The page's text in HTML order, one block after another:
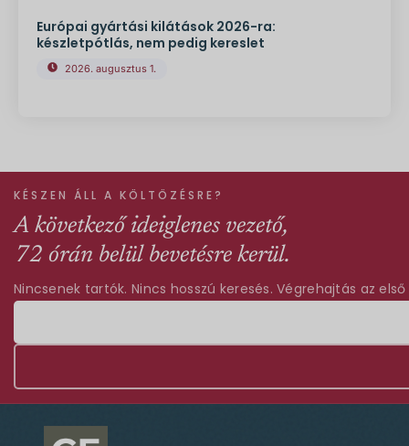
Európai gyártási kilátások 2026-ra:
készletpótlás, nem pedig kereslet
2026. augusztus 1.
KÉSZEN ÁLL A KÖLTÖZÉSRE?
A következő ideiglenes vezető,
72 órán belül bevetésre kerül.
Nincsenek tartók. Nincs hosszú keresés. Végrehajtás az